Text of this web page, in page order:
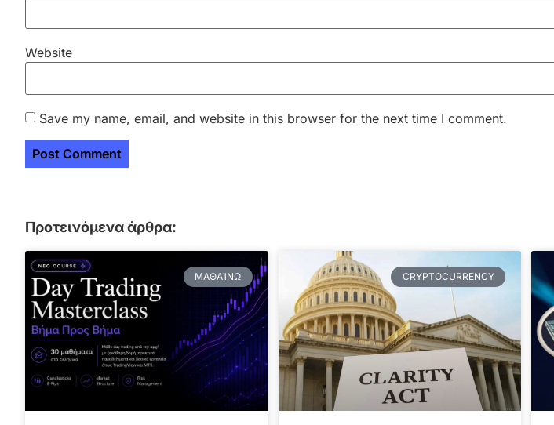
Website
Save my name, email, and website in this browser for the next time I comment.
Προτεινόμενα άρθρα:
ΜΑΘΑΊΝΩ CRYPTOCURRENCY